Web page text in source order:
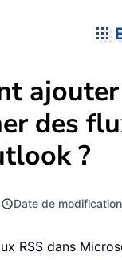
des
?
Date de modification
RSS dans